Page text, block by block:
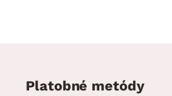
Platobné metódy